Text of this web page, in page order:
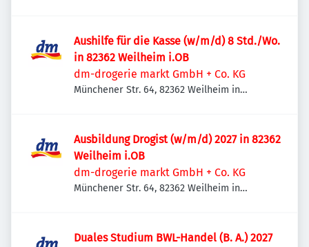
Aushilfe für die Kasse (w/m/d) 8 Std./Wo.
in 82362 Weilheim i.OB
dm-drogerie markt GmbH + Co. KG
Münchener Str. 64, 82362 Weilheim in
Ausbildung Drogist (w/m/d) 2027 in 82362
Weilheim i.OB
dm-drogerie markt GmbH + Co. KG
Münchener Str. 64, 82362 Weilheim in
Duales Studium BWL-Handel (B. A.) 2027